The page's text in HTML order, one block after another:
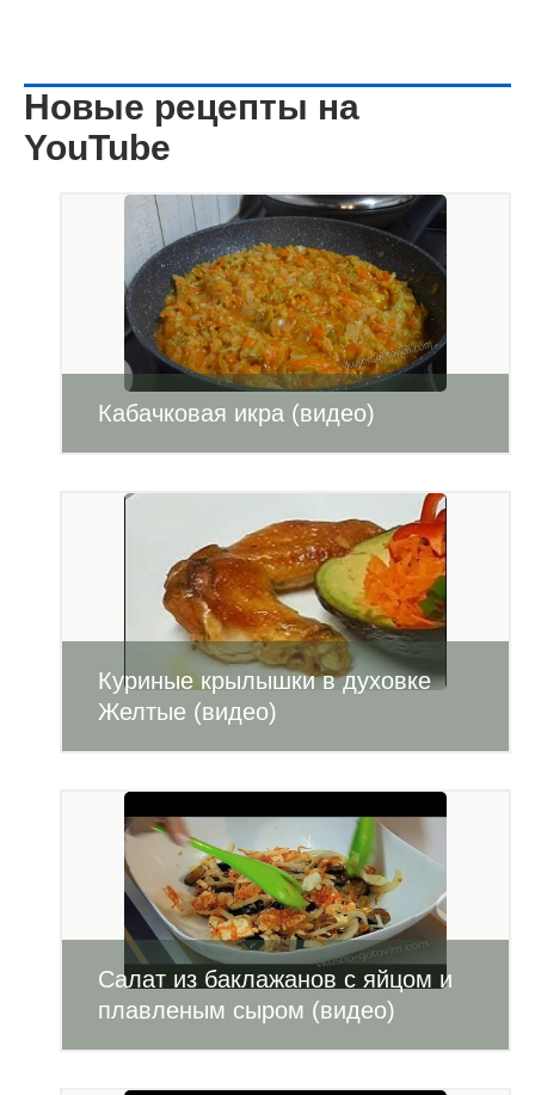
Новые рецепты на
YouTube
Кабачковая икра (видео)
Куриные крылышки в духовке
Желтые (видео)
Салат из баклажанов с яйцом и
плавленым сыром (видео)